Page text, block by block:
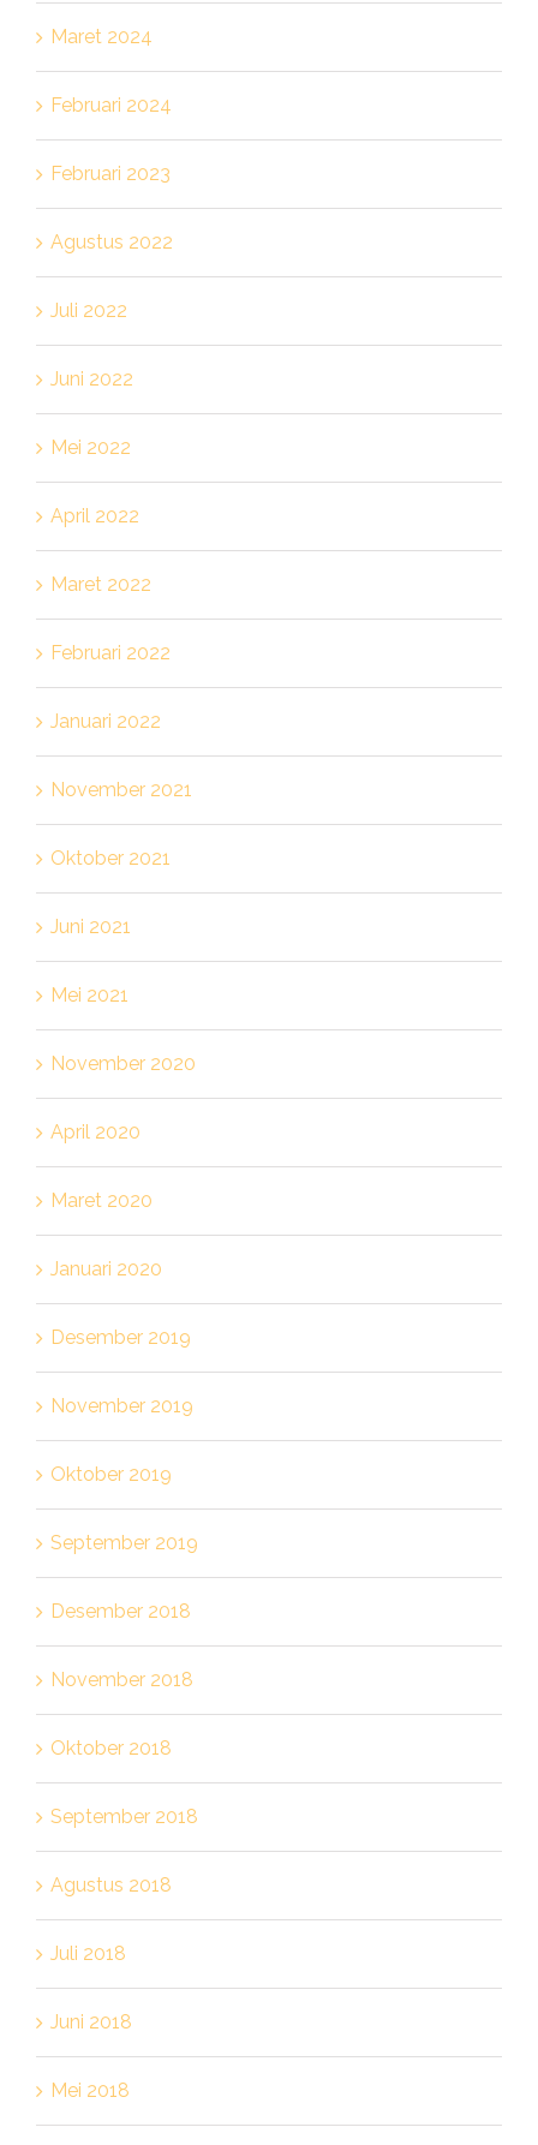
Maret 2024
Februari 2024
Februari 2023
Agustus 2022
Juli 2022
Juni 2022
Mei 2022
April 2022
Maret 2022
Februari 2022
Januari 2022
November 2021
Oktober 2021
Juni 2021
Mei 2021
November 2020
April 2020
Maret 2020
Januari 2020
Desember 2019
November 2019
Oktober 2019
September 2019
Desember 2018
November 2018
Oktober 2018
September 2018
Agustus 2018
Juli 2018
Juni 2018
Mei 2018